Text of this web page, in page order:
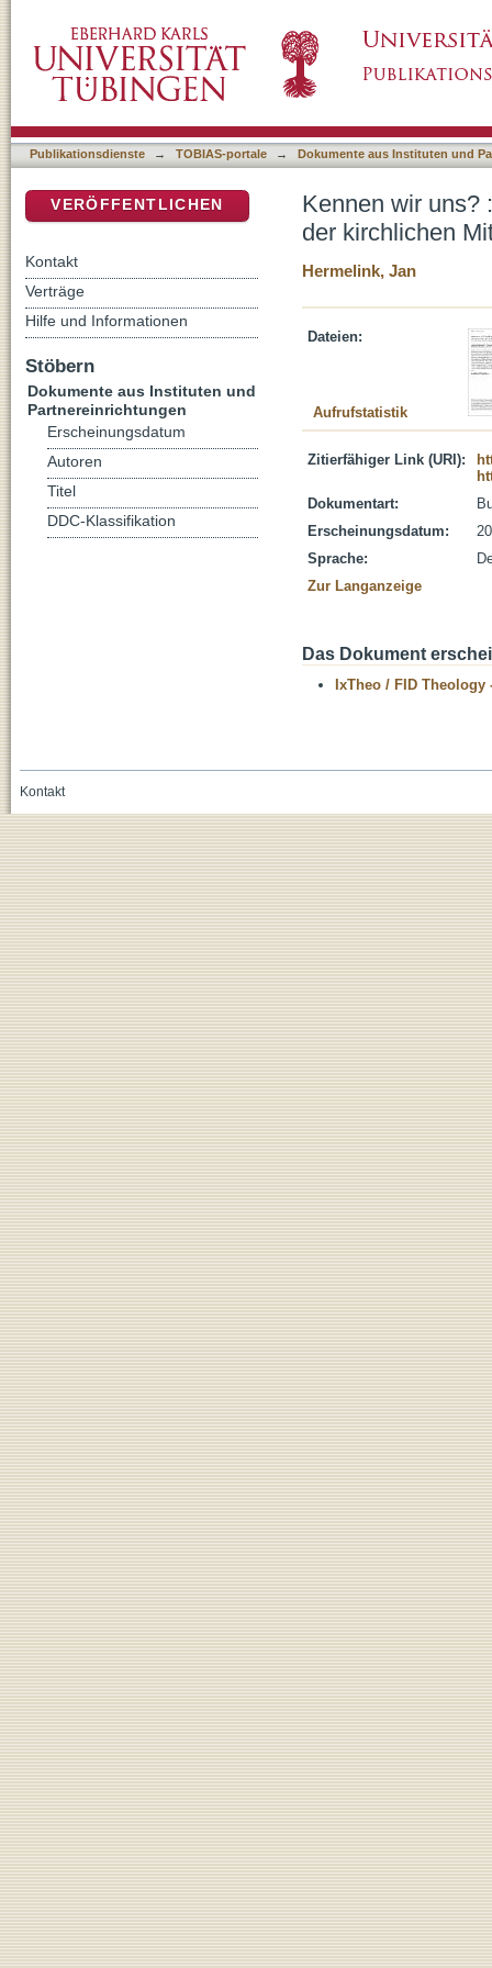
Mitgliedschaftsbeziehung
Publikationsdienste → TOBIAS-portale → Dokumente aus Instituten und
Kennen wir uns?
der kirchlichen
Hermelink, Jan
Dateien:
Aufrufstatistik
Zitierfähiger Link (URI):
Dokumentart:
Erscheinungsdatum:
Sprache:
Zur Langanzeige
Das Dokument
IxTheo / FID Theology
VERÖFFENTLICHEN
Kontakt
Verträge
Hilfe und Informationen
Stöbern
Dokumente aus Instituten und
Partnereinrichtungen
Erscheinungsdatum
Autoren
Titel
DDC-Klassifikation
Kontakt